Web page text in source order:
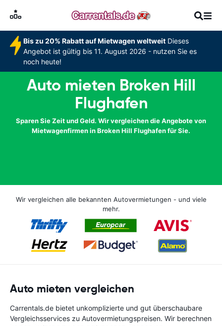
Bis zu 20% Rabatt auf Mietwagen weltweitDieses
Angebot ist gültig bis 11. August 2026 - nutzen Sie es
noch heute!
Auto mieten Broken Hill
Flughafen
Sparen Sie Zeit und Geld. Wir vergleichen die Angebote von
Mietwagenfirmen in Broken Hill Flughafen für Sie.
Wir vergleichen alle bekannten Autovermietungen - und viele
mehr.
Auto mieten vergleichen
Carrentals.de bietet unkomplizierte und gut überschaubare
Vergleichsservices zu Autovermietungspreisen. Wir berechnen